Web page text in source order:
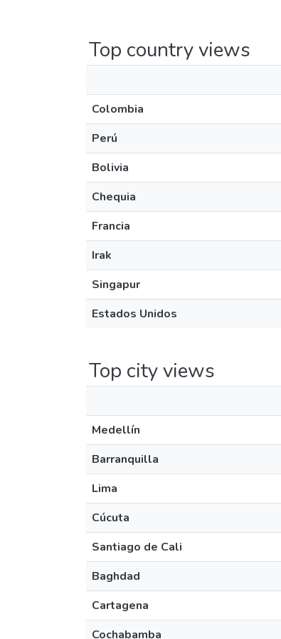
Top country views
Colombia
Perú
Bolivia
Chequia
Francia
Irak
Singapur
Estados Unidos
Top city views
Medellín
Barranquilla
Lima
Cúcuta
Santiago de Cali
Baghdad
Cartagena
Cochabamba